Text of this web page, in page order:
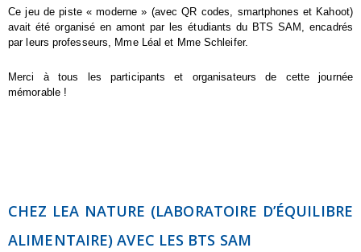
Ce jeu de piste « moderne » (avec QR codes, smartphones et Kahoot)
avait été organisé en amont par les étudiants du BTS SAM, encadrés
par leurs professeurs, Mme Léal et Mme Schleifer.
Merci à tous les participants et organisateurs de cette journée
mémorable !
CHEZ LEA NATURE (LABORATOIRE D’ÉQUILIBRE
ALIMENTAIRE) AVEC LES BTS SAM